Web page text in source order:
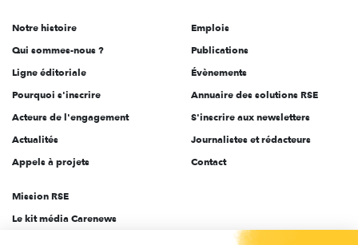
l'engagement
Notre histoire
Qui sommes-nous ?
Ligne éditoriale
Pourquoi s'inscrire
Acteurs de l'engagement
Actualités
Appels à projets
Emplois
Publications
Évènements
Annuaire des solutions RSE
S'inscrire aux newsletters
Journalistes et rédacteurs
Contact
Mission RSE
Le kit média Carenews